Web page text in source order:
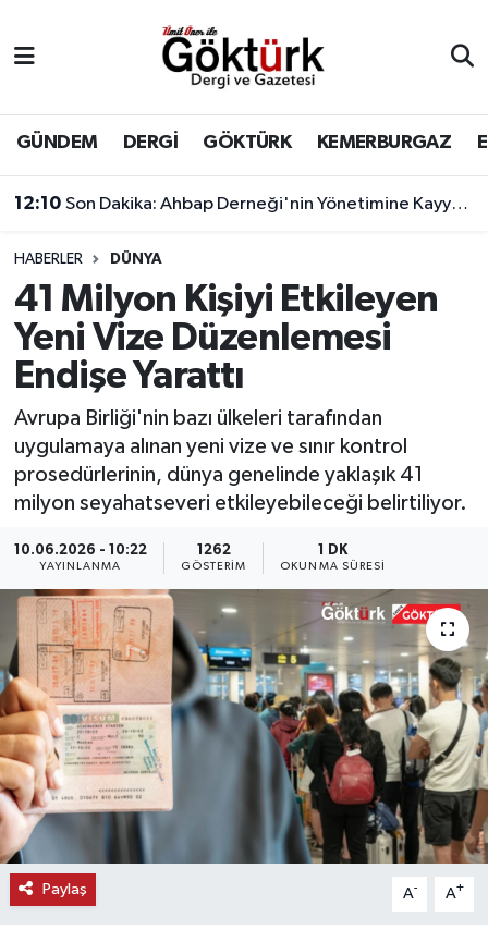
GÜNDEM DERGİ GÖKTÜRK KEMERBURGAZ
12:10 Son Dakika: Ahbap Derneği'nin Yönetimine Kayyum Atandı
HABERLER DÜNYA
41 Milyon Kişiyi Etkileyen
Yeni Vize Düzenlemesi
Endişe Yarattı
Avrupa Birliği'nin bazı ülkeleri tarafından
uygulamaya alınan yeni vize ve sınır kontrol
prosedürlerinin, dünya genelinde yaklaşık 41
milyon seyahatseveri etkileyebileceği belirtiliyor.
10.06.2026 - 10:22
YAYINLANMA
1262
GÖSTERIM
1 DK
OKUNMA SÜRESI
Paylaş A- A+
BİLİM
DERGİ
DÜNYA
EĞİTİM
EKONOMİ
GÖKTÜRK
GÜNDEM
MAGAZİN
ÖZEL HABER
SAĞLIK
SPOR
TEKNOLOJİ
Eyüpsultan Hava Durumu
Eyüpsultan Trafik Yoğunluk Haritası
Süper Lig Puan Durumu ve Fikstür
Tüm Manşetler
Son Dakika Haberleri
Haber Arşivi